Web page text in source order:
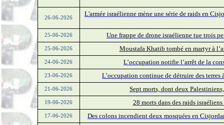
26-06-2026
L'armée israélienne mène une série de raids en
25-06-2026 Une frappe de drone israélienne tue trois
25-06-2026 Moustafa Khatib tombé en martyr à
24-06-2026 L’occupation notifie l’arrêt de la
23-06-2026 L’occupation continue de détruire des terres
21-06-2026 Sept morts, dont deux
19-06-2026 28 morts dans des raids
17-06-2026 Des colons incendient deux mosquées en